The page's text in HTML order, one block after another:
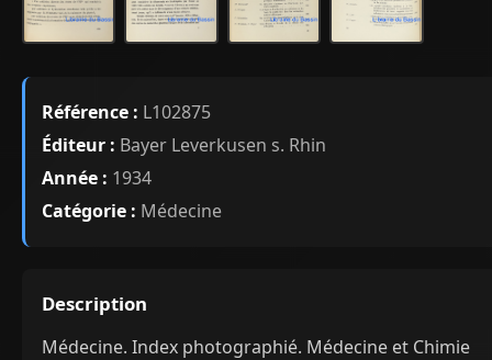
Référence : L102875
Éditeur : Bayer Leverkusen s. Rhin
Année : 1934
Catégorie : Médecine
Description
Médecine. Index photographié. Médecine et Chimie